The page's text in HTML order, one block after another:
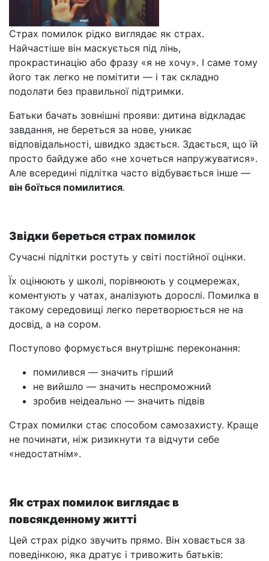
Страх помилок рідко виглядає як страх.
Найчастіше він маскується під лінь,
прокрастинацію або фразу «я не хочу». І саме тому
його так легко не помітити — і так складно
подолати без правильної підтримки.
Батьки бачать зовнішні прояви: дитина відкладає
завдання, не береться за нове, уникає
відповідальності, швидко здається. Здається, що їй
просто байдуже або «не хочеться напружуватися».
Але всередині підлітка часто відбувається інше —
він боїться помилитися.
Звідки береться страх помилок
Сучасні підлітки ростуть у світі постійної оцінки.
Їх оцінюють у школі, порівнюють у соцмережах,
коментують у чатах, аналізують дорослі. Помилка в
такому середовищі легко перетворюється не на
досвід, а на сором.
Поступово формується внутрішнє переконання:
помилився — значить гірший
не вийшло — значить неспроможний
зробив неідеально — значить підвів
Страх помилки стає способом самозахисту. Краще
не починати, ніж ризикнути та відчути себе
«недостатнім».
Як страх помилок виглядає в
повсякденному житті
Цей страх рідко звучить прямо. Він ховається за
поведінкою, яка дратує і тривожить батьків: